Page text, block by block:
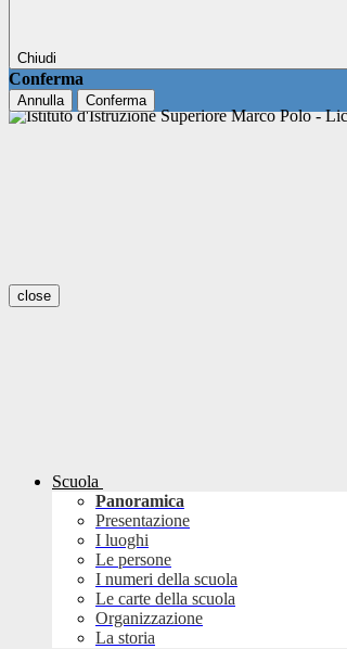
Chiudi
Conferma
Annulla Conferma
close
Scuola
Panoramica
Presentazione
I luoghi
Le persone
I numeri della scuola
Le carte della scuola
Organizzazione
La storia